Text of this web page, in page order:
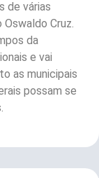
de várias
Cruz.
da
e vai
as municipais
possam se